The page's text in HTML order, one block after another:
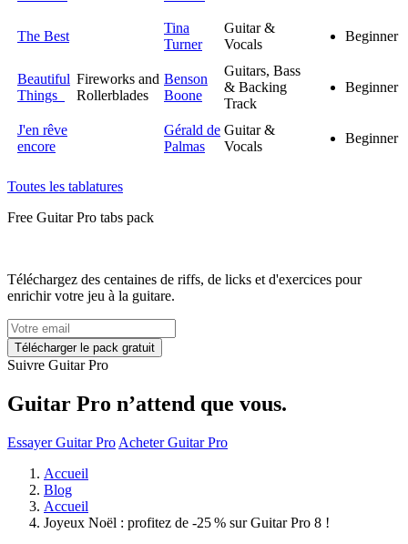
The Best
Tina
Turner
Guitar &
Vocals
Beginner
Beautiful
Things
Fireworks and
Rollerblades
Benson
Boone
Guitars, Bass
& Backing
Track
Beginner
J'en rêve
encore
Gérald de
Palmas
Guitar &
Vocals
Beginner
Toutes les tablatures
Free Guitar Pro tabs pack
Téléchargez des centaines de riffs, de licks et d'exercices pour
enrichir votre jeu à la guitare.
Suivre Guitar Pro
Guitar Pro n’attend que vous.
Essayer Guitar Pro Acheter Guitar Pro
Accueil
Blog
Accueil
Joyeux Noël : profitez de -25 % sur Guitar Pro 8 !